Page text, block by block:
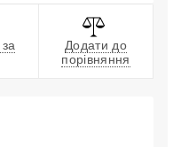
Додати до
порівняння